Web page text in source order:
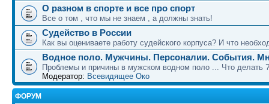
О разном в спорте и все про спорт
Все о том , что мы не знаем , а должны знать!
Судейство в России
Как вы оцениваете работу судейского корпуса? И что
Водное поло. Мужчины. Персоналии. События.
Проблемы и причины в мужском водном поло ... Что делать ?
Модератор: Всевидящее Око
ФОРУМ